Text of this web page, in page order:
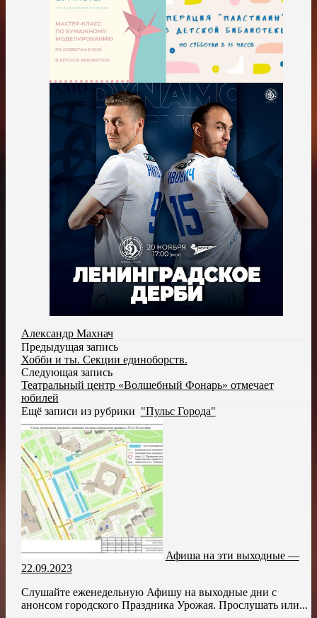
Александр Махнач
Предыдущая запись
Хобби и ты. Секции единоборств.
Следующая запись
Театральный центр «Волшебный Фонарь» отмечает
юбилей
Ещё записи из рубрики "Пульс Города"
Афиша на эти выходные —
22.09.2023
Слушайте еженедельную Афишу на выходные дни с
анонсом городского Праздника Урожая. Прослушать или...